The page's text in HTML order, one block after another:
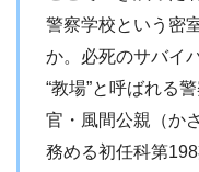
警察学校という密
か。必死のサバイ
“教場”と呼ばれる
官・風間公親（か
務める初任科第